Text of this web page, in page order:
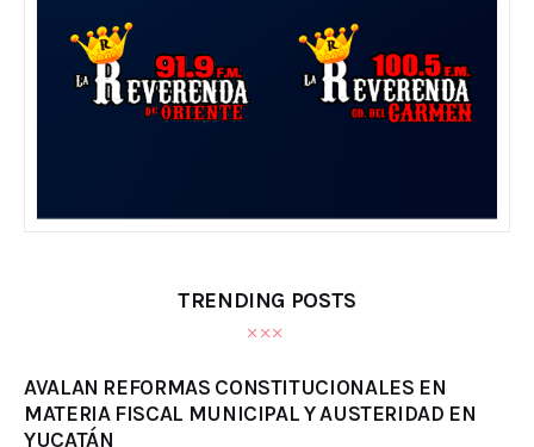
TRENDING POSTS
AVALAN REFORMAS CONSTITUCIONALES EN
MATERIA FISCAL MUNICIPAL Y AUSTERIDAD EN
YUCATÁN